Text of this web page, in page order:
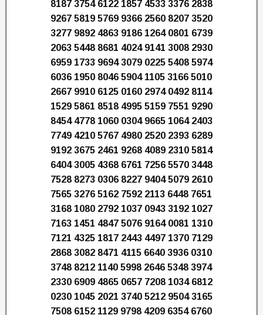
8187 3754 6122 1857 4533 3376 2838
9267 5819 5769 9366 2560 8207 3520
3277 9892 4863 9186 1264 0801 6739
2063 5448 8681 4024 9141 3008 2930
6959 1733 9694 3079 0225 5408 5974
6036 1950 8046 5904 1105 3166 5010
2667 9910 6125 0160 2974 0492 8114
1529 5861 8518 4995 5159 7551 9290
8454 4778 1060 0304 9665 1064 2403
7749 4210 5767 4980 2520 2393 6289
9192 3675 2461 9268 4089 2310 5814
6404 3005 4368 6761 7256 5570 3448
7528 8273 0306 8227 9404 5079 2610
7565 3276 5162 7592 2113 6448 7651
3168 1080 2792 1037 0943 3192 1027
7163 1451 4847 5076 9164 0081 1310
7121 4325 1817 2443 4497 1370 7129
2868 3082 8471 4115 6640 3936 0310
3748 8212 1140 5998 2646 5348 3974
2330 6909 4865 0657 7208 1034 6812
0230 1045 2021 3740 5212 9504 3165
7508 6152 1129 9798 4209 6354 6760